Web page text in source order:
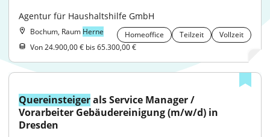
Agentur für Haushaltshilfe GmbH
Bochum, Raum Herne Homeoffice Teilzeit
Vollzeit
Von 24.900,00 € bis 65.300,00 €
Quereinsteiger als Service Manager /
Vorarbeiter Gebäudereinigung (m/w/d) in
Dresden